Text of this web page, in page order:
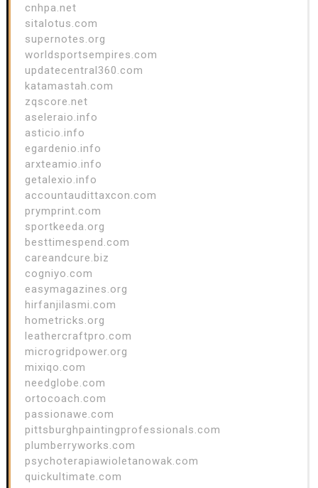
cnhpa.net
sitalotus.com
supernotes.org
worldsportsempires.com
updatecentral360.com
katamastah.com
zqscore.net
aseleraio.info
asticio.info
egardenio.info
arxteamio.info
getalexio.info
accountaudittaxcon.com
prymprint.com
sportkeeda.org
besttimespend.com
careandcure.biz
cogniyo.com
easymagazines.org
hirfanjilasmi.com
hometricks.org
leathercraftpro.com
microgridpower.org
mixiqo.com
needglobe.com
ortocoach.com
passionawe.com
pittsburghpaintingprofessionals.com
plumberryworks.com
psychoterapiawioletanowak.com
quickultimate.com